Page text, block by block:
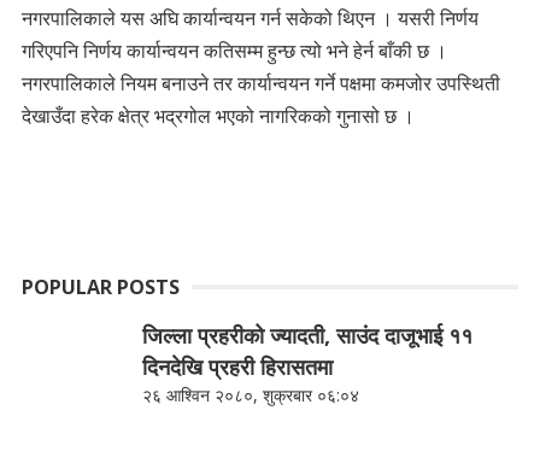
नगरपालिकाले यस अघि कार्यान्वयन गर्न सकेको थिएन । यसरी निर्णय
गरिएपनि निर्णय कार्यान्वयन कतिसम्म हुन्छ त्यो भने हेर्न बाँकी छ ।
नगरपालिकाले नियम बनाउने तर कार्यान्वयन गर्ने पक्षमा कमजोर उपस्थिती
देखाउँदा हरेक क्षेत्र भद्रगोल भएको नागरिकको गुनासो छ ।
POPULAR POSTS
जिल्ला प्रहरीको ज्यादती, साउंद दाजूभाई ११
दिनदेखि प्रहरी हिरासतमा
२६ आश्विन २०८०, शुक्रबार ०६:०४